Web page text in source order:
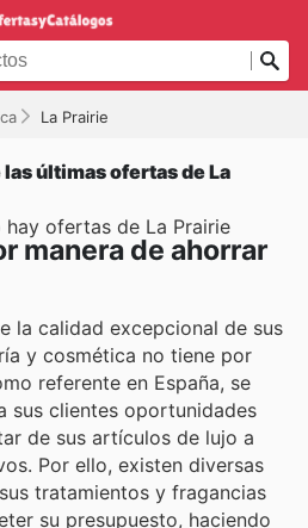
La Prairie
últimas ofertas de La
ofertas de La Prairie
manera de ahorrar
la calidad excepcional de sus
y cosmética no tiene por
referente en España, se
sus clientes oportunidades
de sus artículos de lujo a
Por ello, existen diversas
tratamientos y fragancias
su presupuesto, haciendo